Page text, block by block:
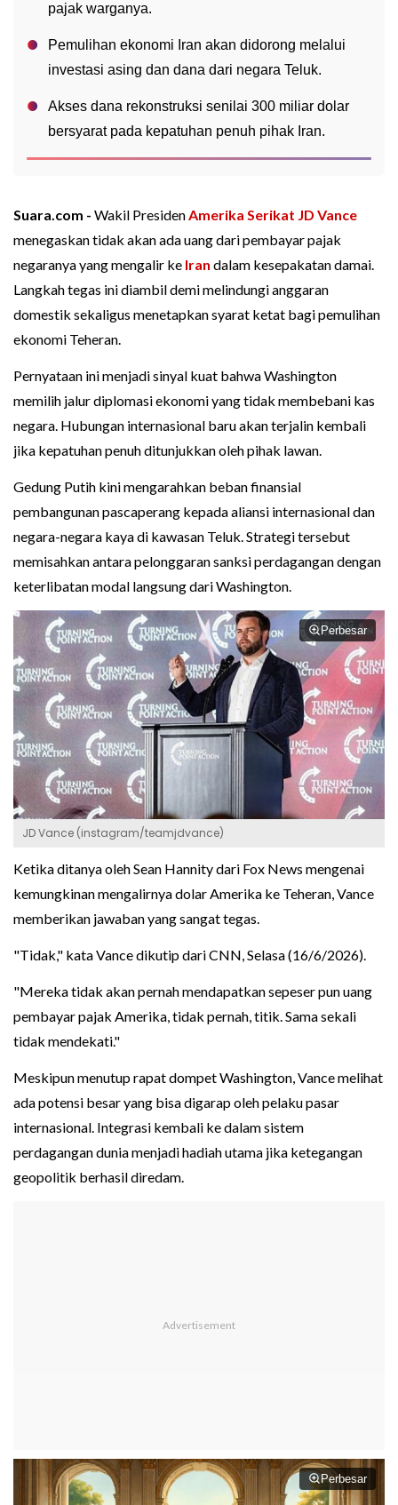
pajak warganya.
Pemulihan ekonomi Iran akan didorong melalui
investasi asing dan dana dari negara Teluk.
Akses dana rekonstruksi senilai 300 miliar dolar
bersyarat pada kepatuhan penuh pihak Iran.
Suara.com - Wakil PresidenAmerika Serikat JD Vance
menegaskan tidak akan ada uang dari pembayar pajak
negaranya yang mengalir ke Iran dalam kesepakatan damai.
Langkah tegas ini diambil demi melindungi anggaran
domestik sekaligus menetapkan syarat ketat bagi pemulihan
ekonomi Teheran.
Pernyataan ini menjadi sinyal kuat bahwa Washington
memilih jalur diplomasi ekonomi yang tidak membebani kas
negara. Hubungan internasional baru akan terjalin kembali
jika kepatuhan penuh ditunjukkan oleh pihak lawan.
Gedung Putih kini mengarahkan beban finansial
pembangunan pascaperang kepada aliansi internasional dan
negara-negara kaya di kawasan Teluk. Strategi tersebut
memisahkan antara pelonggaran sanksi perdagangan dengan
keterlibatan modal langsung dari Washington.
Perbesar
JD Vance (instagram/teamjdvance)
Ketika ditanya oleh Sean Hannity dari Fox News mengenai
kemungkinan mengalirnya dolar Amerika ke Teheran, Vance
memberikan jawaban yang sangat tegas.
"Tidak," kata Vance dikutip dari CNN, Selasa (16/6/2026).
"Mereka tidak akan pernah mendapatkan sepeser pun uang
pembayar pajak Amerika, tidak pernah, titik. Sama sekali
tidak mendekati."
Meskipun menutup rapat dompet Washington, Vance melihat
ada potensi besar yang bisa digarap oleh pelaku pasar
internasional. Integrasi kembali ke dalam sistem
perdagangan dunia menjadi hadiah utama jika ketegangan
geopolitik berhasil diredam.
Perbesar